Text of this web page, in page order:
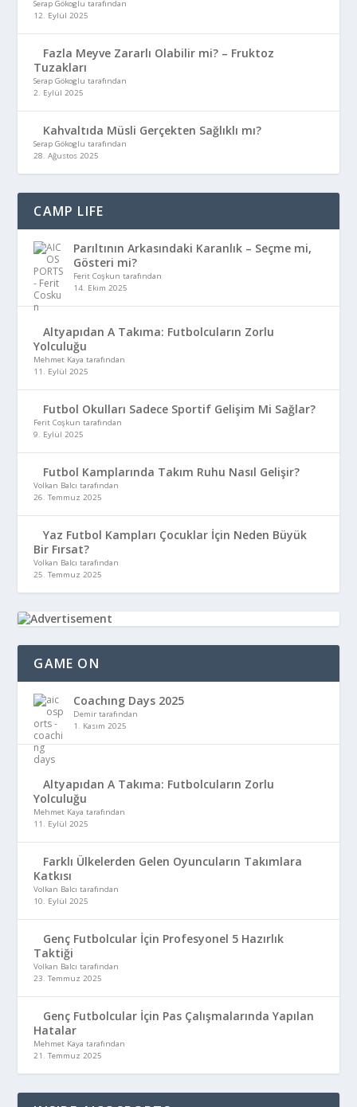
Serap Gökoglu tarafından
12. Eylül 2025
Fazla Meyve Zararlı Olabilir mi? – Fruktoz
Tuzakları
Serap Gökoglu tarafından
2. Eylül 2025
Kahvaltıda Müsli Gerçekten Sağlıklı mı?
Serap Gökoglu tarafından
28. Ağustos 2025
CAMP LIFE
Parıltının Arkasındaki Karanlık – Seçme mi,
Gösteri mi?
Ferit Coşkun tarafından
14. Ekim 2025
Altyapıdan A Takıma: Futbolcuların Zorlu
Yolculuğu
Mehmet Kaya tarafından
11. Eylül 2025
Futbol Okulları Sadece Sportif Gelişim Mi Sağlar?
Ferit Coşkun tarafından
9. Eylül 2025
Futbol Kamplarında Takım Ruhu Nasıl Gelişir?
Volkan Balcı tarafından
26. Temmuz 2025
Yaz Futbol Kampları Çocuklar İçin Neden Büyük
Bir Fırsat?
Volkan Balcı tarafından
25. Temmuz 2025
GAME ON
Coachıng Days 2025
Demir tarafından
1. Kasım 2025
Altyapıdan A Takıma: Futbolcuların Zorlu
Yolculuğu
Mehmet Kaya tarafından
11. Eylül 2025
Farklı Ülkelerden Gelen Oyuncuların Takımlara
Katkısı
Volkan Balcı tarafından
10. Eylül 2025
Genç Futbolcular İçin Profesyonel 5 Hazırlık
Taktiği
Volkan Balcı tarafından
23. Temmuz 2025
Genç Futbolcular İçin Pas Çalışmalarında Yapılan
Hatalar
Mehmet Kaya tarafından
21. Temmuz 2025